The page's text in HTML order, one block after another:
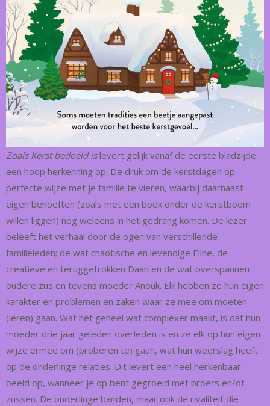
Zoals Kerst bedoeld islevert gelijk vanaf de eerste bladzijde
een hoop herkenning op. De druk om de kerstdagen op
perfecte wijze met je familie te vieren, waarbij daarnaast
eigen behoeften (zoals met een boek onder de kerstboom
willen liggen) nog weleens in het gedrang komen. De lezer
beleeft het verhaal door de ogen van verschillende
familieleden; de wat chaotische en levendige Eline, de
creatieve en teruggetrokken Daan en de wat overspannen
oudere zus en tevens moeder Anouk. Elk hebben ze hun eigen
karakter en problemen en zaken waar ze mee om moeten
(leren) gaan. Wat het geheel wat complexer maakt, is dat hun
moeder drie jaar geleden overleden is en ze elk op hun eigen
wijze ermee om (proberen te) gaan, wat hun weerslag heeft
op de onderlinge relaties. Dit levert een heel herkenbaar
beeld op, wanneer je op bent gegroeid met broers en/of
zussen. De onderlinge banden, maar ook de rivaliteit die